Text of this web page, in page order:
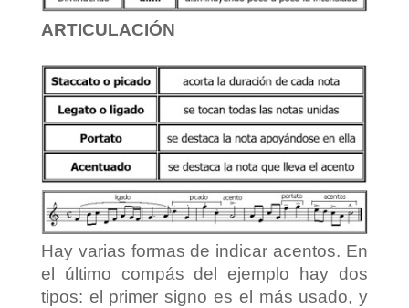
ARTICULACIÓN
Hay varias formas de indicar acentos. En
el último compás del ejemplo hay dos
tipos: el primer signo es el más usado, y